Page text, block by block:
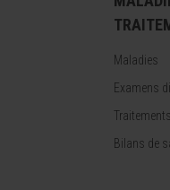
Maladies
Examens
Traitements
Bilans de